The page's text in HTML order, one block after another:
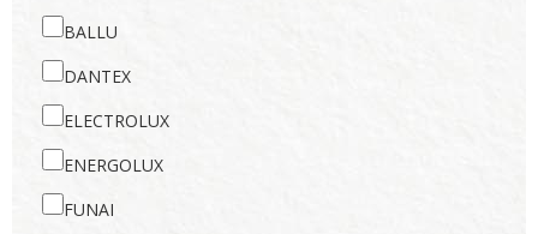
BALLU
DANTEX
ELECTROLUX
ENERGOLUX
FUNAI